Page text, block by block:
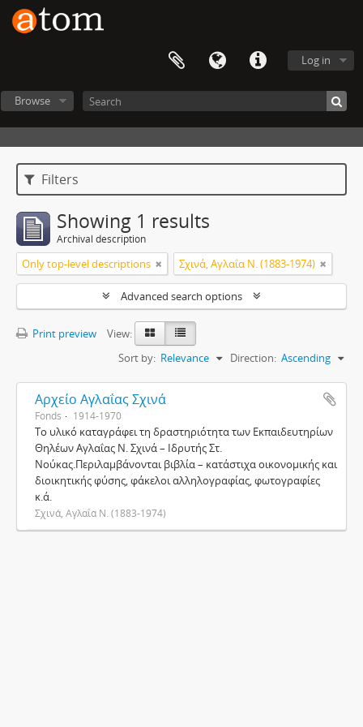
Log in
Browse
Filters
Showing 1 results
Archival description
Only top-level descriptions Σχινά, Αγλαΐα Ν. (1883-1974)
Advanced search options
Print preview
View:
Sort by: Relevance Direction: Ascending
Αρχείο Αγλαΐας Σχινά
Fonds 1914-1970
Το υλικό καταγράφει τη δραστηριότητα των Εκπαιδευτηρίων
Θηλέων Αγλαΐας Ν. Σχινά – Ιδρυτής Στ.
Νούκας.Περιλαμβάνονται βιβλία – κατάστιχα οικονομικής και
διοικητικής φύσης, φάκελοι αλληλογραφίας, φωτογραφίες
κ.ά.
Σχινά, Αγλαΐα Ν. (1883-1974)